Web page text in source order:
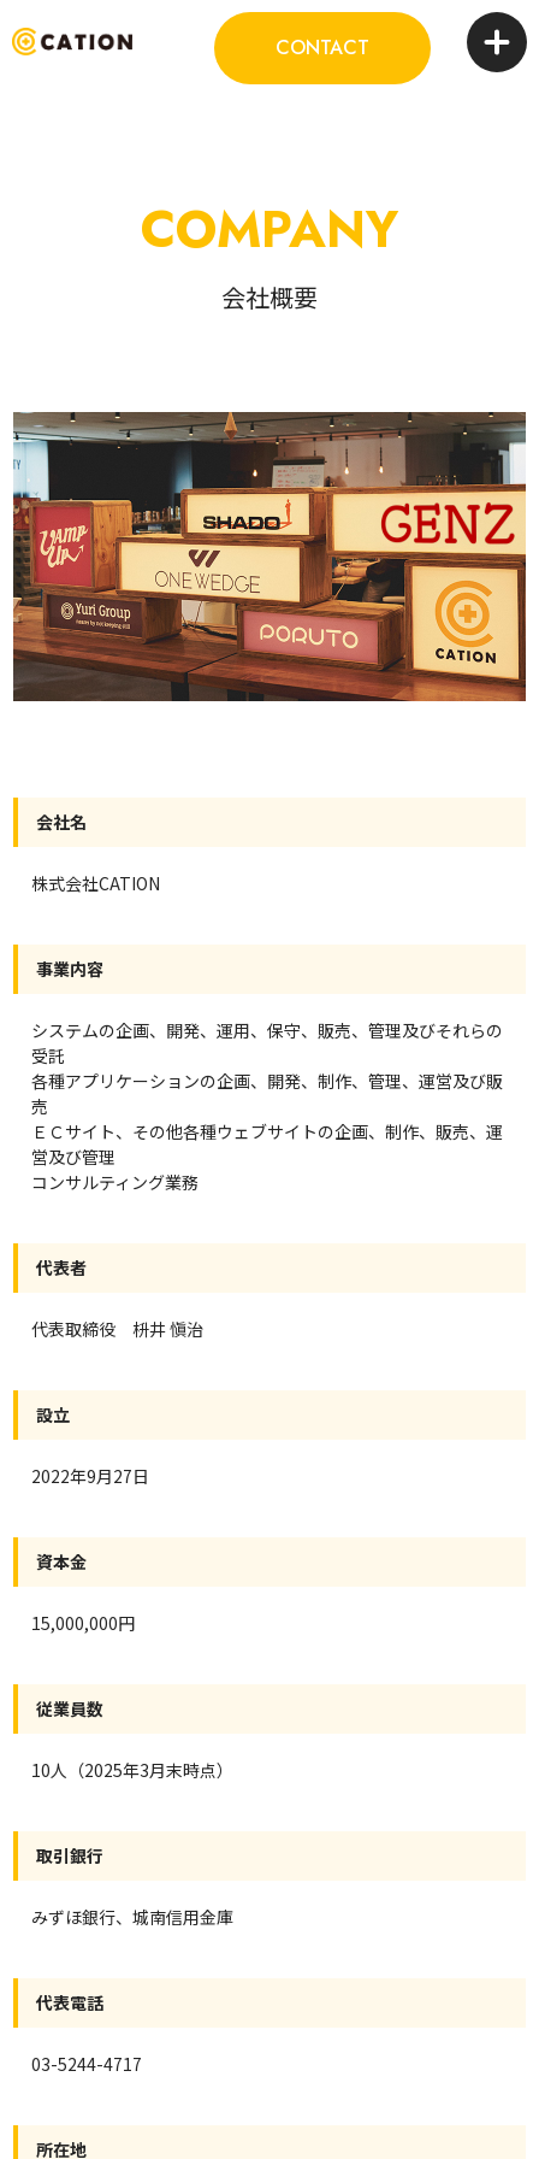
CONTACT
COMPANY
会社概要
会社名
株式会社CATION
事業内容
システムの企画、開発、運用、保守、販売、管理及びそれらの
受託
各種アプリケーションの企画、開発、制作、管理、運営及び販
売
ＥＣサイト、その他各種ウェブサイトの企画、制作、販売、運
営及び管理
コンサルティング業務
代表者
代表取締役 枡井 愼治
設立
2022年9月27日
資本金
15,000,000円
従業員数
10人（2025年3月末時点）
取引銀行
みずほ銀行、城南信用金庫
代表電話
03-5244-4717
所在地